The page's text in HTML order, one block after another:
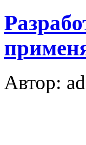
Автор: